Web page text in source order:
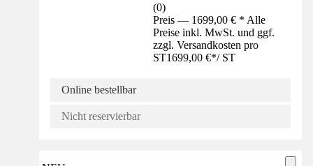
(0)
Preis — 1699,00 € * Alle
Preise inkl. MwSt. und ggf.
zzgl. Versandkosten pro
ST1699,00 €*/ ST
Online bestellbar
Nicht reservierbar